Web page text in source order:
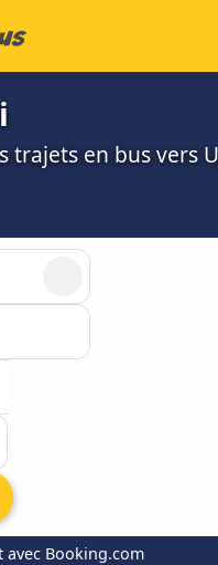
trajets en bus vers
avec Booking.com